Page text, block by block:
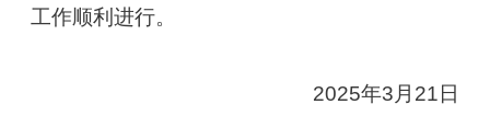
工作顺利进行。
2025年3月21日